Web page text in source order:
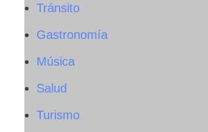
Tránsito
Gastronomía
Música
Salud
Turismo